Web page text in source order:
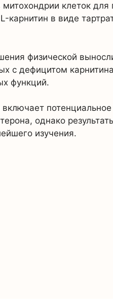
клеток для
карнитин в виде
физической
с дефицитом
функций.
однако
изучения.